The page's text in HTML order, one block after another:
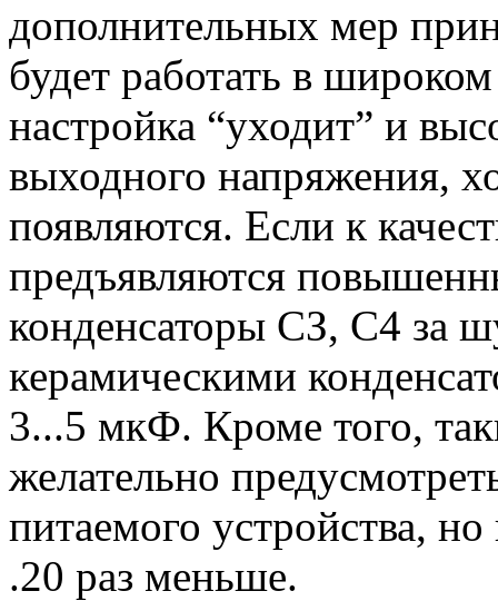
дополнительных мер
будет работать в
настройка “уходит” и
выходного напряжения,
появляются. Если к
предъявляются
конденсаторы СЗ, С4 за
керамическими
3...5 мкФ. Кроме того,
желательно
питаемого устройства,
.20 раз меньше.